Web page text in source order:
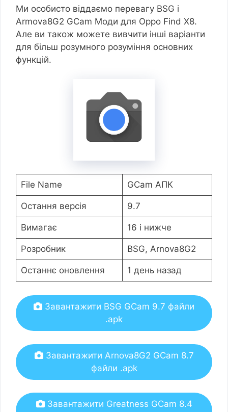
Ми особисто віддаємо перевагу BSG і
Armova8G2 GCam Моди для Oppo Find X8.
Але ви також можете вивчити інші варіанти
для більш розумного розуміння основних
функцій.
File Name GCam АПК
Остання версія 9.7
Вимагає 16 і нижче
Розробник BSG, Arnova8G2
Останнє оновлення 1 день назад
Завантажити BSG GCam 9.7 файли
.apk
Завантажити Arnova8G2 GCam 8.7
файли .apk
Завантажити Greatness GCam 8.4